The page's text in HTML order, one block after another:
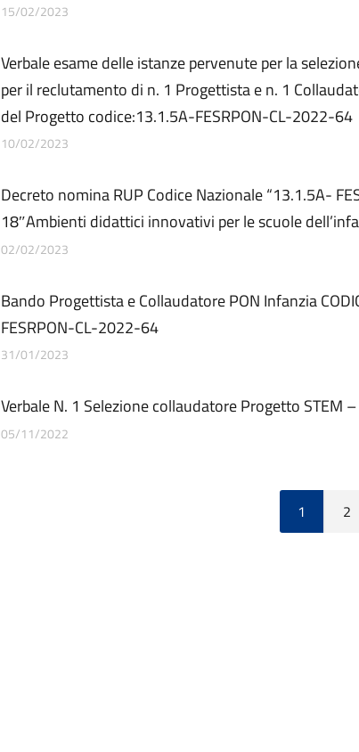
15/02/2023
Verbale esame delle istanze pervenute per la
per il reclutamento di n. 1 Progettista e n. 1
del Progetto codice:13.1.5A-FESRPON-CL-2022-64
10/02/2023
Decreto nomina RUP Codice Nazionale “13.1.5A-
18″Ambienti didattici innovativi per le scuole
02/02/2023
Bando Progettista e Collaudatore PON Infanzia
FESRPON-CL-2022-64
31/01/2023
Verbale N. 1 Selezione collaudatore Progetto STEM –
05/11/2022
1 2